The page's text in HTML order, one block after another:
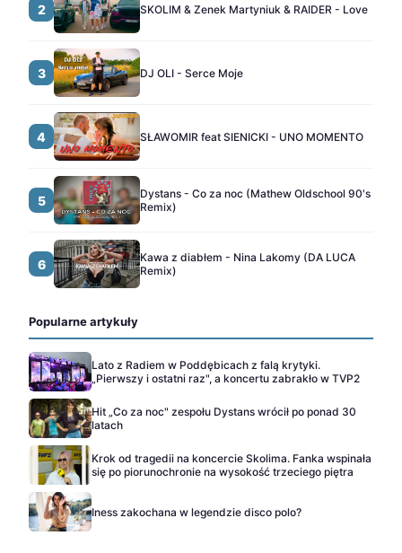
2 SKOLIM & Zenek Martyniuk & RAIDER - Love
3 DJ OLI - Serce Moje
4 SŁAWOMIR feat SIENICKI - UNO MOMENTO
5
Dystans - Co za noc (Mathew Oldschool 90's
Remix)
6
Kawa z diabłem - Nina Lakomy (DA LUCA
Remix)
Popularne artykuły
Lato z Radiem w Poddębicach z falą krytyki.
„Pierwszy i ostatni raz", a koncertu zabrakło w TVP2
Hit „Co za noc" zespołu Dystans wrócił po ponad 30
latach
Krok od tragedii na koncercie Skolima. Fanka wspinała
się po piorunochronie na wysokość trzeciego piętra
Iness zakochana w legendzie disco polo?